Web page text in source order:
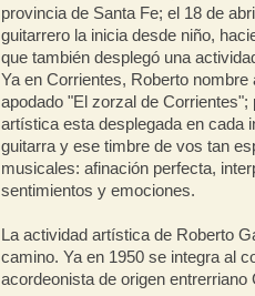
provincia de Santa Fe; el 18 de
guitarrero la inicia desde niño,
que también desplegó una
Ya en Corrientes, Roberto
apodado "El zorzal de
artística esta desplegada en cada
guitarra y ese timbre de vos tan
musicales: afinación perfecta,
sentimientos y emociones.
La actividad artística de Roberto
camino. Ya en 1950 se integra al
acordeonista de origen